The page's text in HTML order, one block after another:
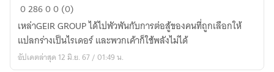
KAMEN​
RIDER​
EVENTS
仮
面
028600 (0)
เหล่า​GEIR​ GROUP ได้ไปพัวพัน​กับการต่อสู้ของคนที่ถูกเลือกให้
แปลกร่างเป็นไรเดอร์​ และพวกเค้าก็ใช้พลังไม่ได้
อัปเดตล่าสุด 12 มิ.ย. 67 / 01:49 น.